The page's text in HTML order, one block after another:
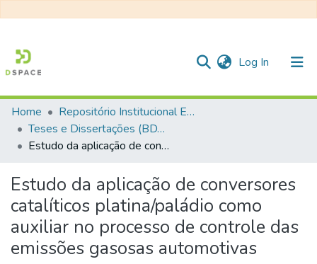
Log In (current)
Communities & Collections
All of DSpace
Statistics
Home
Repositório Institucional EESC
Teses e Dissertações (BDTD USP)
Estudo da aplicação de conversores catalíticos platina/paládio como auxiliar no processo de controle das emissões gasosas automotivas
Estudo da aplicação de conversores
catalíticos platina/paládio como
auxiliar no processo de controle das
emissões gasosas automotivas